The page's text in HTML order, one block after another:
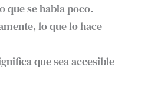
que se habla poco.
lo que lo hace
que sea accesible